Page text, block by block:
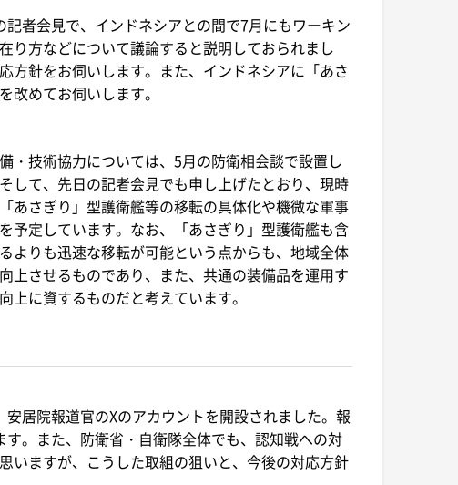
者会見で、インドネシアとの間で7月にもワーキン
り方などについて議論すると説明しておられまし
方針をお伺いします。また、インドネシアに「あさ
改めてお伺いします。
・技術協力については、5月の防衛相会談で設置し
して、先日の記者会見でも申し上げたとおり、現時
あさぎり」型護衛艦等の移転の具体化や機微な軍事
予定しています。なお、「あさぎり」型護衛艦も含
よりも迅速な移転が可能という点からも、地域全体
上させるものであり、また、共通の装備品を運用す
に資するものだと考えています。
居院報道官のXのアカウントを開設されました。報
。また、防衛省・自衛隊全体でも、認知戦への対
いますが、こうした取組の狙いと、今後の対応方針